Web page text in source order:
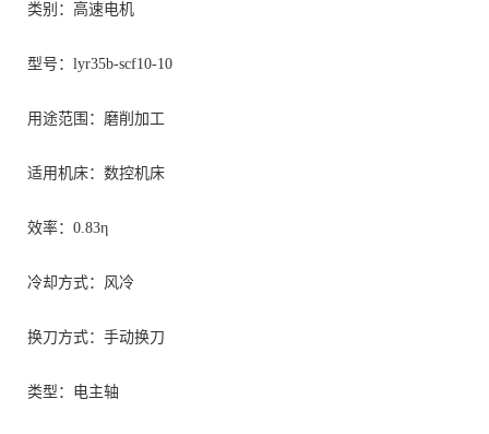
类别：高速电机
型号：lyr35b-scf10-10
用途范围：磨削加工
适用机床：数控机床
效率：0.83η
冷却方式：风冷
换刀方式：手动换刀
类型：电主轴